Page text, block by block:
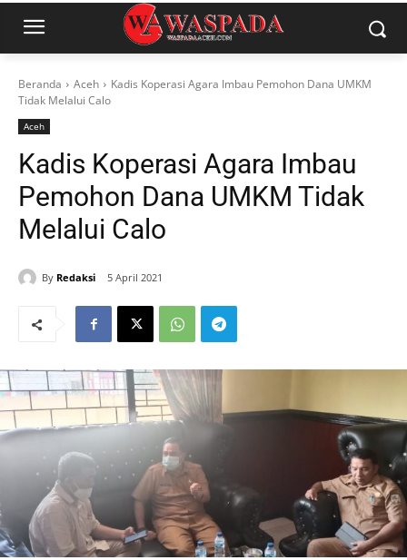
Beranda Aceh
Kadis Koperasi Agara Imbau Pemohon Dana UMKM
Tidak Melalui Calo
Aceh
Kadis Koperasi Agara Imbau
Pemohon Dana UMKM Tidak
Melalui Calo
By Redaksi 5 April 2021